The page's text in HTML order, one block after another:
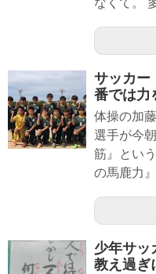
なくて。
サッカ
番では力
体操の加
選手が今
筋』とい
の馬鹿力
少年サ
教え過ぎ